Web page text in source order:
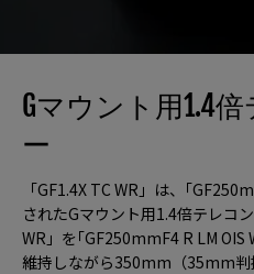
Gマウント用1.4
ー
「GF1.4X TC WR」は、｢
されたGマウント用1.4倍テレコ
WR」を｢GF250mmF4 R LM OIS
維持しながら350mm（35mm